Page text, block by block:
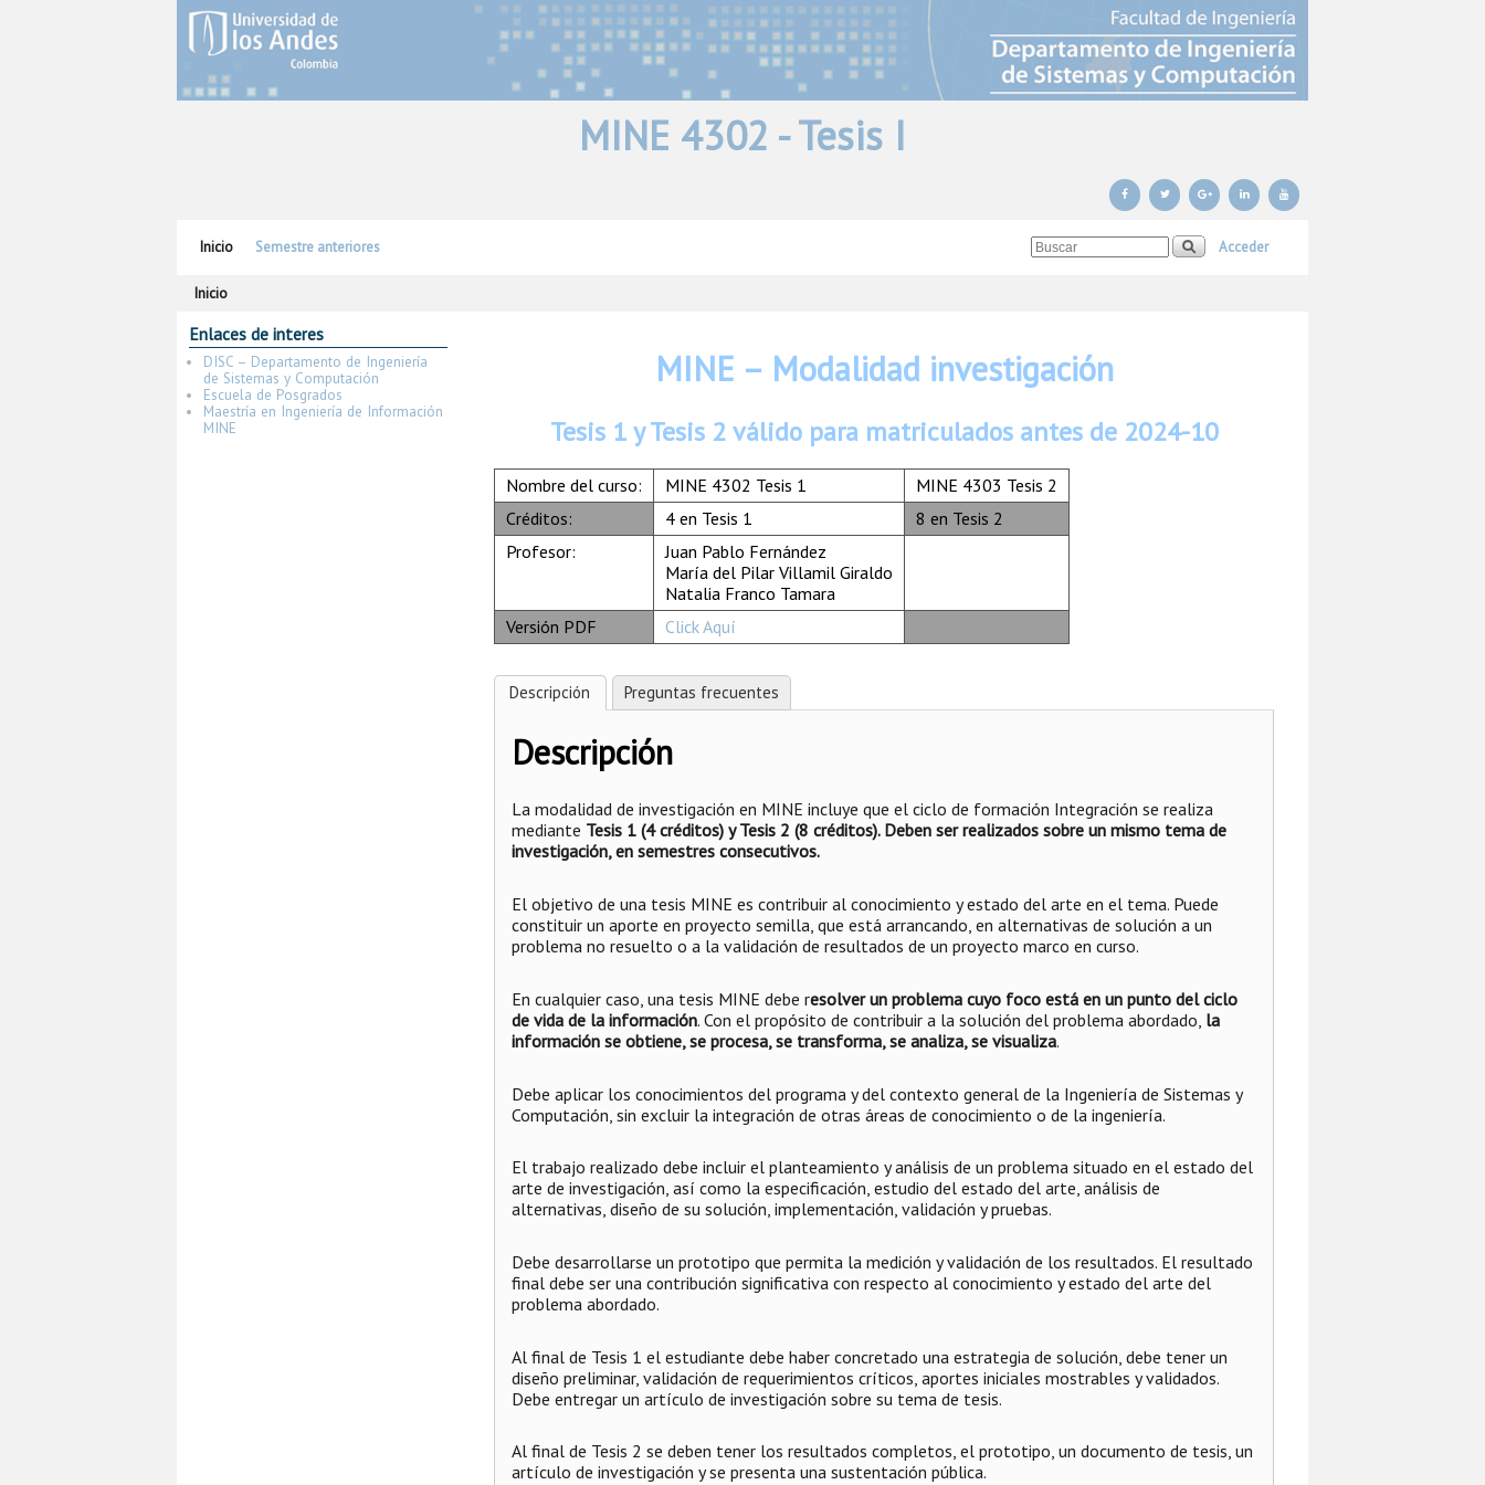
MINE 4302 - Tesis I
Inicio Semestre anteriores Acceder
Inicio
Enlaces de interes
DISC – Departamento de Ingeniería
de Sistemas y Computación
Escuela de Posgrados
Maestría en Ingeniería de Información
MINE
MINE – Modalidad investigación
Tesis 1 y Tesis 2 válido para matriculados antes de 2024-10
Nombre del curso: MINE 4302 Tesis 1
MINE 4303 Tesis 2
Créditos:
4 en Tesis 1
8 en Tesis 2
Profesor:
Juan Pablo Fernández
María del Pilar Villamil Giraldo
Natalia Franco Tamara
Versión PDF
Click Aquí
Descripción Preguntas frecuentes
Descripción
La modalidad de investigación en MINE incluye que el ciclo de formación Integración se realiza
mediante Tesis 1 (4 créditos) y Tesis 2 (8 créditos). Deben ser realizados sobre un mismo tema de
investigación, en semestres consecutivos.
El objetivo de una tesis MINE es contribuir al conocimiento y estado del arte en el tema. Puede
constituir un aporte en proyecto semilla, que está arrancando, en alternativas de solución a un
problema no resuelto o a la validación de resultados de un proyecto marco en curso.
En cualquier caso, una tesis MINE debe resolver un problema cuyo foco está en un punto del ciclo
de vida de la información. Con el propósito de contribuir a la solución del problema abordado, la
información se obtiene, se procesa, se transforma, se analiza, se visualiza.
Debe aplicar los conocimientos del programa y del contexto general de la Ingeniería de Sistemas y
Computación, sin excluir la integración de otras áreas de conocimiento o de la ingeniería.
El trabajo realizado debe incluir el planteamiento y análisis de un problema situado en el estado del
arte de investigación, así como la especificación, estudio del estado del arte, análisis de
alternativas, diseño de su solución, implementación, validación y pruebas.
Debe desarrollarse un prototipo que permita la medición y validación de los resultados. El resultado
final debe ser una contribución significativa con respecto al conocimiento y estado del arte del
problema abordado.
Al final de Tesis 1 el estudiante debe haber concretado una estrategia de solución, debe tener un
diseño preliminar, validación de requerimientos críticos, aportes iniciales mostrables y validados.
Debe entregar un artículo de investigación sobre su tema de tesis.
Al final de Tesis 2 se deben tener los resultados completos, el prototipo, un documento de tesis, un
artículo de investigación y se presenta una sustentación pública.